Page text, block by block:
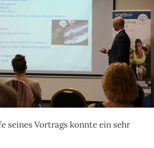
seines Vortrags konnte ein sehr